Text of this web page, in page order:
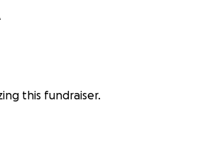
this fundraiser.